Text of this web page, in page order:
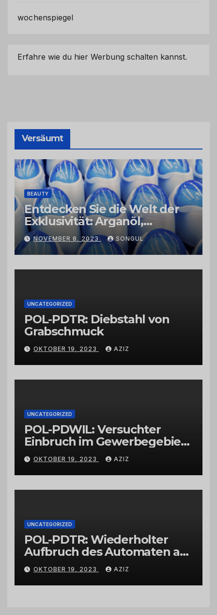
wochenspiegel
Erfahre wie du hier Werbung schalten kannst.
Versäumt
BEAUTY
Entdecken Sie die Welt der
Exklusivität: Arganöl,
Kaktusfeigenkernöl und
Schwarzkümmelöl von
vertrauenswürdigen
Großhändlern und Anbietern
NOVEMBER 8, 2023 SONGUL
UNCATEGORIZED
POL-PDTR: Diebstahl von
Grabschmuck
OKTOBER 19, 2023 AZIZ
UNCATEGORIZED
POL-PDWIL: Versuchter
Einbruch im Gewerbegebiet
Wittlich
OKTOBER 19, 2023 AZIZ
UNCATEGORIZED
POL-PDTR: Wiederholter
Aufbruch des Automaten am
Wohnmobilstellplatz in
Hermeskeil am Labachweg
OKTOBER 19, 2023 AZIZ